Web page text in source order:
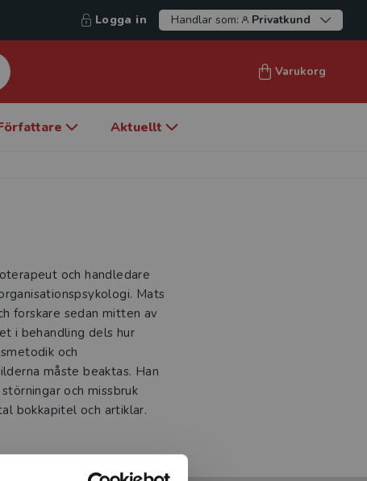
Logga in Handlar som: Privatkund
Varukorg
Aktuellt
och handledare
Mats
forskare sedan mitten av
i behandling dels hur
och
måste beaktas. Han
och missbruk
bokkapitel och artiklar.